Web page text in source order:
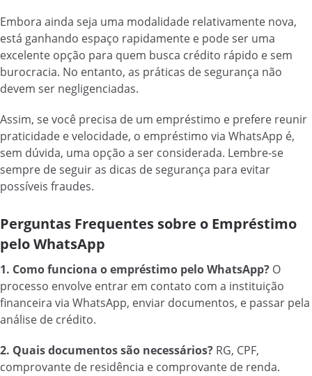
Embora ainda seja uma modalidade relativamente nova,
está ganhando espaço rapidamente e pode ser uma
excelente opção para quem busca crédito rápido e sem
burocracia. No entanto, as práticas de segurança não
devem ser negligenciadas.
Assim, se você precisa de um empréstimo e prefere reunir
praticidade e velocidade, o empréstimo via WhatsApp é,
sem dúvida, uma opção a ser considerada. Lembre-se
sempre de seguir as dicas de segurança para evitar
possíveis fraudes.
Perguntas Frequentes sobre o Empréstimo
pelo WhatsApp
1. Como funciona o empréstimo pelo WhatsApp? O
processo envolve entrar em contato com a instituição
financeira via WhatsApp, enviar documentos, e passar pela
análise de crédito.
2. Quais documentos são necessários? RG, CPF,
comprovante de residência e comprovante de renda.